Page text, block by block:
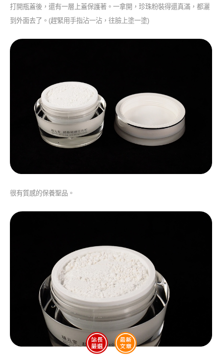
打開瓶蓋後，還有一層上蓋保護著。一拿開，珍珠粉裝得還真滿，都灑
到外面去了。(趕緊用手指沾一沾，往臉上塗一塗)
很有質感的保養聖品。